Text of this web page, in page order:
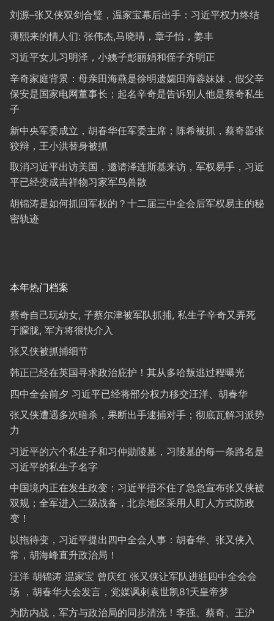
刘源–张又侠双剑合璧，温家宝幕后出手：习近平权力终结
薄熙来的情人们: 张伟杰,马晓晴，章子怡，姜丰
习近平女儿习明泽，小姨子彭丽娟和侄子齐明正
辛奇家庭背景：母亲田海燕是徐明遗孀田海蓉妹妹，假父辛
保安是国家电网董事长；起名辛奇是告诉别人他是蔡奇私生
子
新中央军委成立，胡春华任军委主席；陈希被抓，蔡奇嚣张
狡辩，王小洪替身被抓
取消习近平出访美国，邀请泽连斯基来访，军权易手，习近
平已经变成吉祥物习家军鸟兽散
胡锦涛是如何抓回军权的？十二届三中全会后军权易主的秘
密轨迹
本年热门档案
蔡奇自己玩幼女, 子蔡尔津被军队抓捕, 私生子辛奇又弄死
于朦胧, 军方将很快介入
张又侠被抓捕细节
韩正已经在英国寻求政治庇护！其从多哈叛逃过程曝光
四中全会前夕 习近平已经将部分权力移交汪洋、胡春华
张又侠遭遇多次暗杀，果断出手逮捕对手；彻底瓦解习派势
力
习近平的六个私生子和习仲勋陵墓，习陵墓的每一条路名是
习近平的私生子名字
中国境内正在发生政变；习近平捂不住了急急宣布张又侠被
双规；全军进入二级战备，北京地区采用人盯人方式防政
变！
以拖待变，习近平提出四中全会人事：胡春华、张又侠入
常，胡海峰直升政治局！
汪洋 胡锦涛 温家宝 曾庆红 张又侠让军队进驻四中全会会
场 ，胡春华大会发言，党媒讽刺袁世凯81天皇帝梦
为防内战，军方与政治局的同步清洗！李强、蔡奇、王沪